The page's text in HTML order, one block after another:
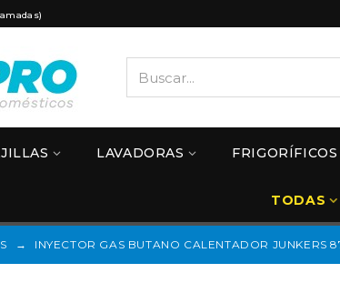
LAVADORAS FRIGORÍFICOS
TODAS
→ INYECTOR GAS BUTANO CALENTADOR